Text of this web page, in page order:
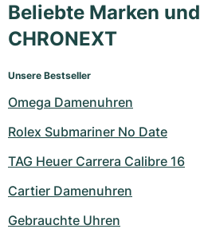
Beliebte Marken
CHRONEXT
Unsere Bestseller
Omega Damenuhren
Rolex Submariner No Date
TAG Heuer Carrera Calibre 16
Cartier Damenuhren
Gebrauchte Uhren